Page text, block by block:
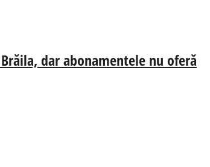
dar abonamentele nu oferă